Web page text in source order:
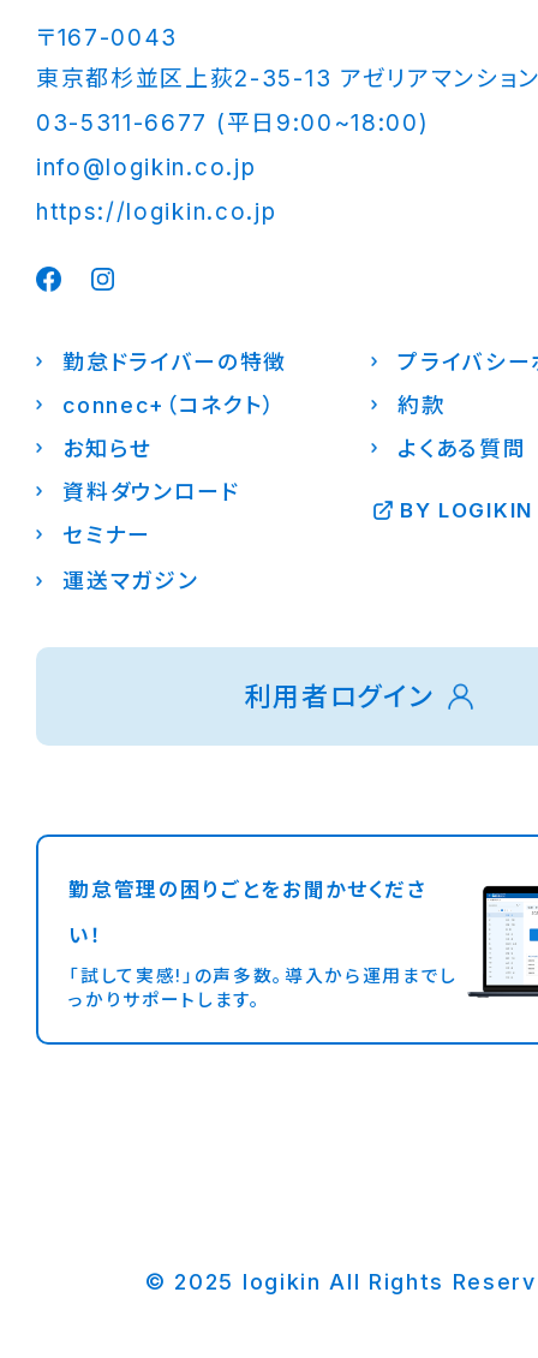
〒167-0043
東京都杉並区上荻2-35-13 アゼリアマンショ
03-5311-6677 (平日9:00~18:00)
info@logikin.co.jp
https://logikin.co.jp
勤怠ドライバーの特徴
connec+（コネクト）
お知らせ
資料ダウンロード
セミナー
運送マガジン
プライバシー
約款
よくある質問
BY LOGIKIN
利用者ログイン
勤怠管理の困りごとをお聞かせくださ
い！
「試して実感!」の声多数。導入から運用までし
っかりサポートします。
© 2025 logikin All Rights